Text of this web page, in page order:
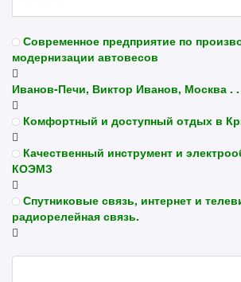
Современное предприятие по
модернизации автовесов
Иванов-Печи, Виктор Иванов, Москва . .
Комфортный и доступный отдых в
Качественный инструмент и
КОЭМЗ
Спутниковые связь, интернет и
радиорелейная связь.